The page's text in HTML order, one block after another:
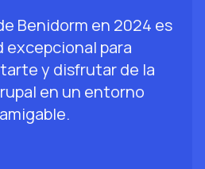
Benidorm en 2024 es
para
y disfrutar de la
en un entorno